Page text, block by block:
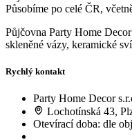
Působíme po celé ČR,
Půjčovna Party Home
skleněné vázy, keramické
Rychlý kontakt
Party Home Decor
Lochotínská 43,
Otevírací doba: dle